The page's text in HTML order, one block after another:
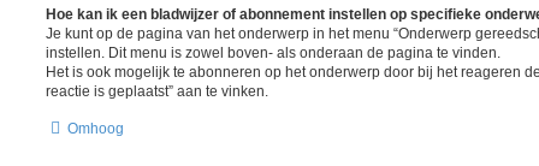
Hoe kan ik een bladwijzer of abonnement instellen op specifieke
Je kunt op de pagina van het onderwerp in het menu “Onderwerp
instellen. Dit menu is zowel boven- als onderaan de pagina te vinden.
Het is ook mogelijk te abonneren op het onderwerp door bij het reageren
reactie is geplaatst” aan te vinken.
Omhoog